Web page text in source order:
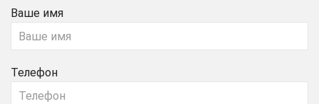
Ваше имя
Телефон